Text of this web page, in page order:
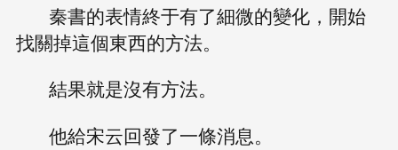
秦書的表情終于有了細微的變化，開始
找關掉這個東西的方法。
結果就是沒有方法。
他給宋云回發了一條消息。